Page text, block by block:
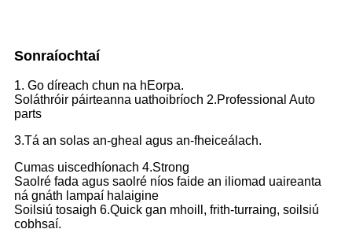
Sonraíochtaí
1. Go díreach chun na hEorpa.
Soláthróir páirteanna uathoibríoch 2.Professional Auto
parts
3.Tá an solas an-gheal agus an-fheiceálach.
Cumas uiscedhíonach 4.Strong
Saolré fada agus saolré níos faide an iliomad uaireanta
ná gnáth lampaí halaigine
Soilsiú tosaigh 6.Quick gan mhoill, frith-turraing, soilsiú
cobhsaí.